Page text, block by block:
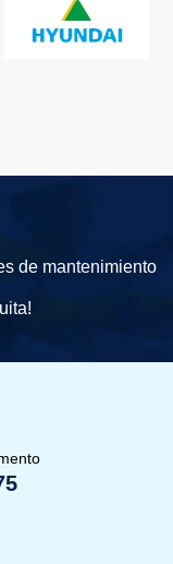
de mantenimiento